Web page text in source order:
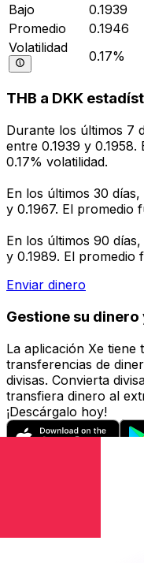
Bajo
0.1939
Promedio
0.1946
Volatilidad
0.17%
THB a DKK
Durante los últimos 7
entre 0.1939 y
0.17% volatilidad.
En los últimos 30
y 0.1967. El promedio
En los últimos 90
y 0.1989. El promedio
Enviar dinero
Gestione su
La aplicación Xe tiene
transferencias de
divisas. Convierta
transfiera dinero al
¡Descárgalo hoy!